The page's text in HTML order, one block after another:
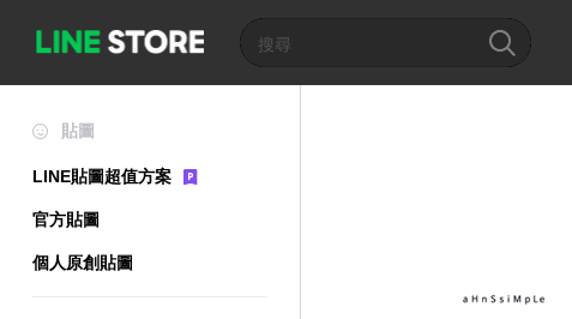
貼圖
LINE貼圖超值方案
官方貼圖
個人原創貼圖